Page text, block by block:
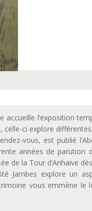
accueille l’exposition
ci explore
vous, est publié
années de parution
de la Tour d’Anhaive
Jambes explore un
vous emmène le